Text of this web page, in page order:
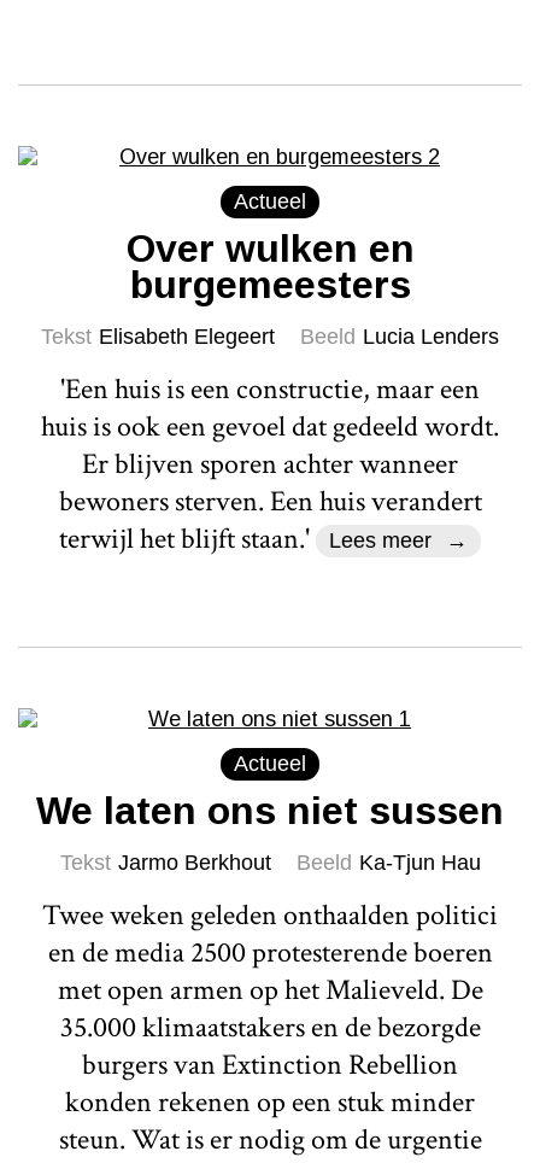
Actueel
Over wulken en
burgemeesters
Tekst Elisabeth Elegeert Beeld Lucia Lenders
'Een huis is een constructie, maar een
huis is ook een gevoel dat gedeeld wordt.
Er blijven sporen achter wanneer
bewoners sterven. Een huis verandert
terwijl het blijft staan.'
Lees meer
Actueel
We laten ons niet sussen
Tekst Jarmo Berkhout Beeld Ka-Tjun Hau
Twee weken geleden onthaalden politici
en de media 2500 protesterende boeren
met open armen op het Malieveld. De
35.000 klimaatstakers en de bezorgde
burgers van Extinction Rebellion
konden rekenen op een stuk minder
steun. Wat is er nodig om de urgentie